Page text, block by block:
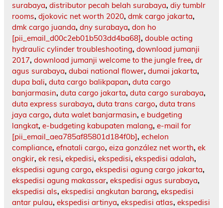
surabaya, distributor pecah belah surabaya, diy tumblr
rooms, djokovic net worth 2020, dmk cargo jakarta,
dmk cargo juanda, dny surabaya, don ho
[pii_email_d00c2eb01b503dd4ba68], double acting
hydraulic cylinder troubleshooting, download jumanji
2017, download jumanji welcome to the jungle free, dr
agus surabaya, dubai national flower, dumai jakarta,
dupa bali, duta cargo balikpapan, duta cargo
banjarmasin, duta cargo jakarta, duta cargo surabaya,
duta express surabaya, duta trans cargo, duta trans
jaya cargo, duta walet banjarmasin, e budgeting
langkat, e-budgeting kabupaten malang, e-mail for
[pii_email_aea785af85801d184f0b], echelon
compliance, efnatali cargo, eiza gonzález net worth, ek
ongkir, ek resi, ekpedisi, ekspedisi, ekspedisi adalah,
ekspedisi agung cargo, ekspedisi agung cargo jakarta,
ekspedisi agung makassar, ekspedisi agus surabaya,
ekspedisi als, ekspedisi angkutan barang, ekspedisi
antar pulau, ekspedisi artinya, ekspedisi atlas, ekspedisi